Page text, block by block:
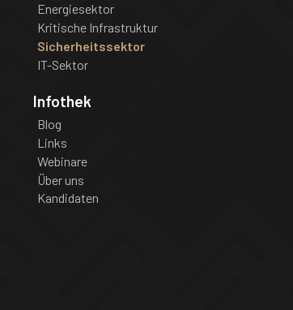
Energiesektor
Kritische Infrastruktur
Sicherheitssektor
IT-Sektor
Infothek
Blog
Links
Webinare
Über uns
Kandidaten